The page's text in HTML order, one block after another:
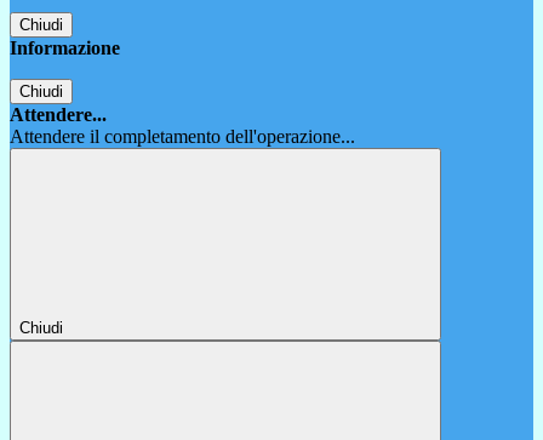
Chiudi
Informazione
Chiudi
Attendere...
Attendere il completamento dell'operazione...
Chiudi